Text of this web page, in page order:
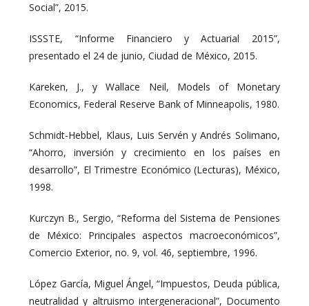
Social”, 2015.
ISSSTE, “Informe Financiero y Actuarial 2015”,
presentado el 24 de junio, Ciudad de México, 2015.
Kareken, J., y Wallace Neil, Models of Monetary
Economics, Federal Reserve Bank of Minneapolis, 1980.
Schmidt-Hebbel, Klaus, Luis Servén y Andrés Solimano,
“Ahorro, inversión y crecimiento en los países en
desarrollo”, El Trimestre Económico (Lecturas), México,
1998.
Kurczyn B., Sergio, “Reforma del Sistema de Pensiones
de México: Principales aspectos macroeconómicos”,
Comercio Exterior, no. 9, vol. 46, septiembre, 1996.
López García, Miguel Ángel, “Impuestos, Deuda pública,
neutralidad y altruismo intergeneracional”, Documento